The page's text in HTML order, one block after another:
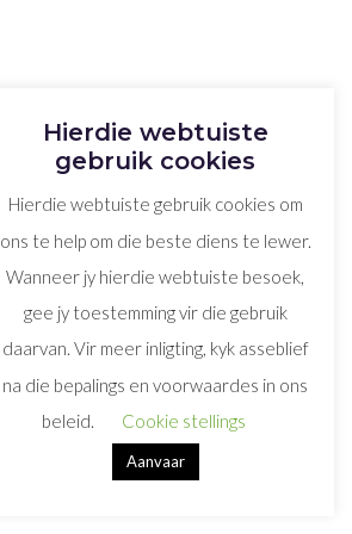
Hierdie webtuiste
gebruik cookies
Hierdie webtuiste gebruik cookies om
ons te help om die beste diens te lewer.
Wanneer jy hierdie webtuiste besoek,
gee jy toestemming vir die gebruik
daarvan. Vir meer inligting, kyk asseblief
na die bepalings en voorwaardes in ons
beleid.
Cookie stellings
Aanvaar